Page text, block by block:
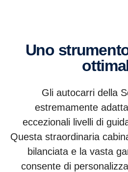
Uno strumento di lavoro
Gli autocarri della
estremamente
eccezionali livelli di
Questa straordinaria
bilanciata e la vasta
consente di